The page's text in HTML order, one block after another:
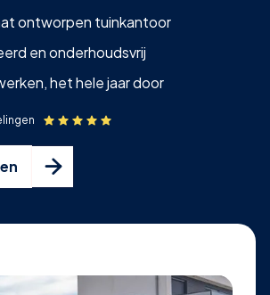
ontworpen tuinkantoor
en onderhoudsvrij
het hele jaar door
